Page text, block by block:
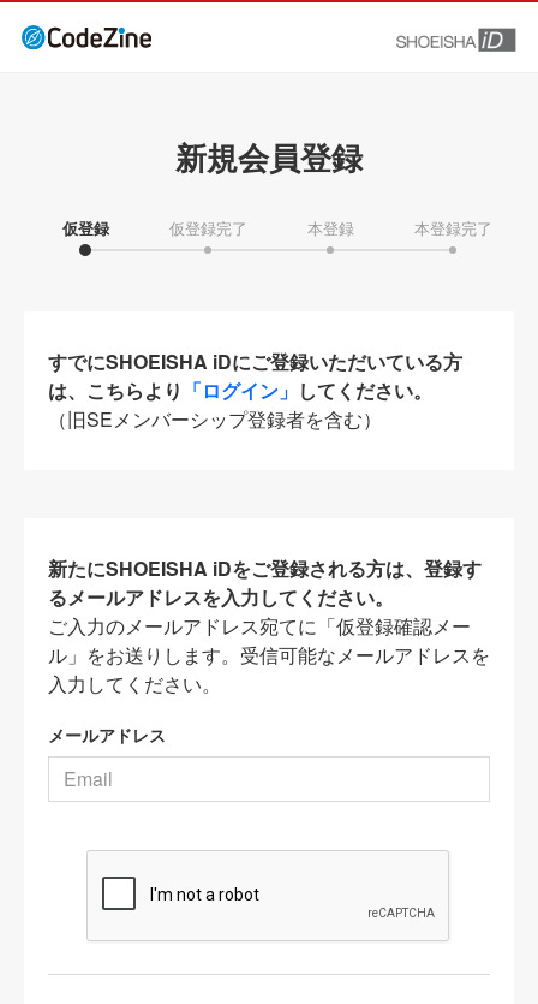
新規会員登録
仮登録 仮登録完了 本登録 本登録完了
すでにSHOEISHA iDにご登録いただいている方
は、こちらより 「ログイン」 してください。
（旧SEメンバーシップ登録者を含む）
新たにSHOEISHA iDをご登録される方は、登録す
るメールアドレスを入力してください。
ご入力のメールアドレス宛てに「仮登録確認メー
ル」をお送りします。受信可能なメールアドレスを
入力してください。
メールアドレス